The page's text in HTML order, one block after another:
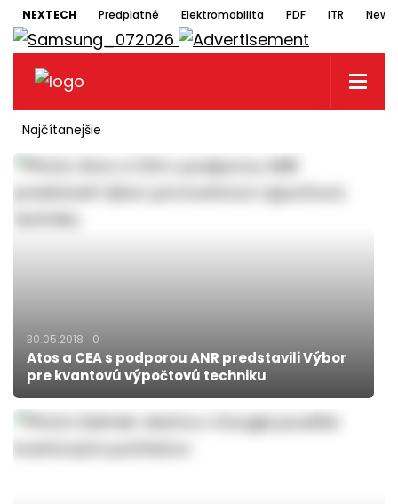
NEXTECH Predplatné Elektromobilita PDF ITR
Najčítanejšie
30.05.2018 0
Atos a CEA s podporou ANR predstavili Výbor
pre kvantovú výpočtovú techniku